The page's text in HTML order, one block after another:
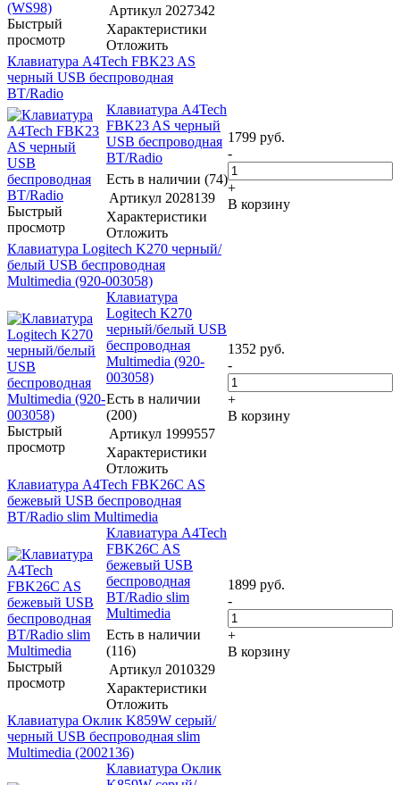
Быстрый
просмотр
Артикул 2027342
Характеристики
Отложить
Клавиатура A4Tech FBK23 AS
черный USB беспроводная
BT/Radio
Быстрый
просмотр
Клавиатура A4Tech
FBK23 AS черный
USB беспроводная
BT/Radio
Есть в наличии (74)
Артикул 2028139
Характеристики
Отложить
1799 руб.
-
+
В корзину
Клавиатура Logitech K270 черный/
белый USB беспроводная
Multimedia (920-003058)
Быстрый
просмотр
Клавиатура
Logitech K270
черный/белый USB
беспроводная
Multimedia (920-
003058)
Есть в наличии
(200)
Артикул 1999557
Характеристики
Отложить
1352 руб.
-
+
В корзину
Клавиатура A4Tech FBK26C AS
бежевый USB беспроводная
BT/Radio slim Multimedia
Быстрый
просмотр
Клавиатура A4Tech
FBK26C AS
бежевый USB
беспроводная
BT/Radio slim
Multimedia
Есть в наличии
(116)
Артикул 2010329
Характеристики
Отложить
1899 руб.
-
+
В корзину
Клавиатура Оклик K859W серый/
черный USB беспроводная slim
Multimedia (2002136)
Клавиатура Оклик